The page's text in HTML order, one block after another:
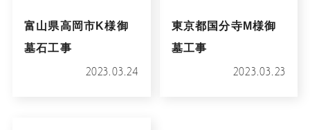
富山県高岡市K様御
墓石工事
2023.03.24
東京都国分寺M様御
墓工事
2023.03.23